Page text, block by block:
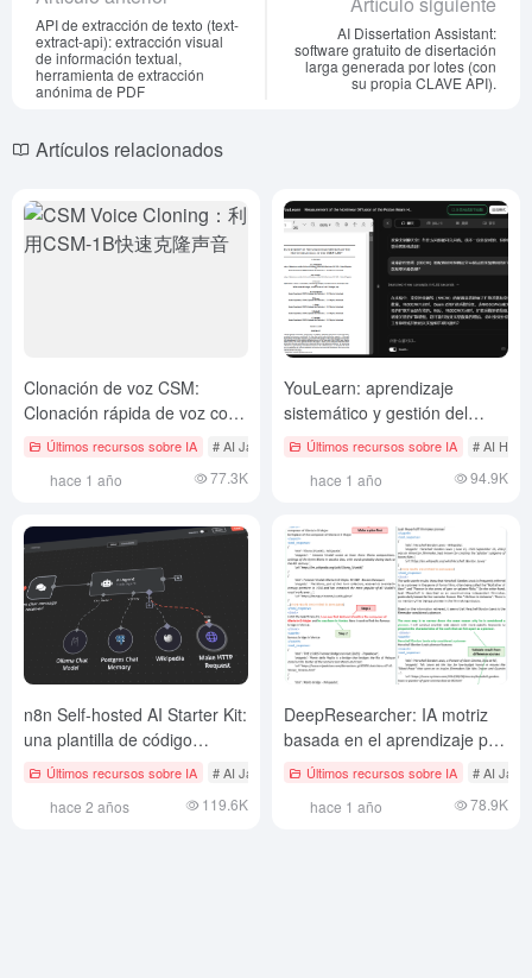
API de extracción de texto (text-
extract-api): extracción visual
de información textual,
herramienta de extracción
anónima de PDF
AI Dissertation Assistant:
software gratuito de disertación
larga generada por lotes (con
su propia CLAVE API).
Artículos relacionados
Clonación de voz CSM:
Clonación rápida de voz con
CSM-1B
Últimos recursos sobre IA # AI Java Proyecto de código abierto # Clonación de
hace 1 año 77.3K
YouLearn: aprendizaje
sistemático y gestión del
conocimiento en documentos
Últimos recursos sobre IA # AI
hace 1 año 94.9K
n8n Self-hosted AI Starter Kit:
una plantilla de código
abierto para crear
de IA
Últimos recursos sobre IA # AI Java Proyecto de código abierto
hace 2 años 119.6K
DeepResearcher: IA motriz
basada en el aprendizaje por
refuerzo para estudiar
Últimos recursos sobre IA # AI Java
hace 1 año 78.9K